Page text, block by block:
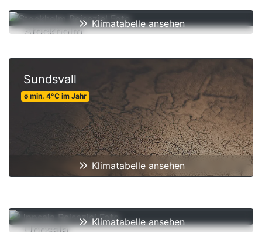
Stockholm
Klimatabelle ansehen
Sundsvall
ø min. 4°C im Jahr
Klimatabelle ansehen
Uppsala
Klimatabelle ansehen